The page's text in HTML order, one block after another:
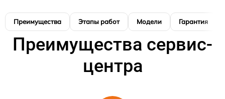
Преимущества Этапы работ Модели Гарантия
Преимущества сервис-
центра